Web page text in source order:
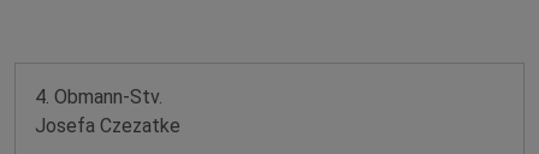
4. Obmann-Stv.
Josefa Czezatke